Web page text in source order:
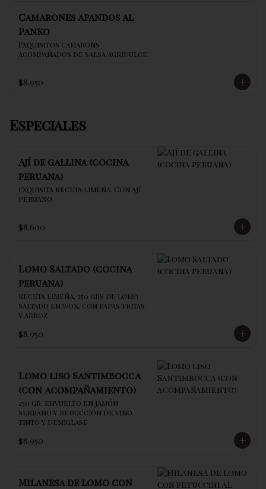
Camarones apandos al
Panko
Exquisitos camarons
acompañados de salsa agridulce
$8.950
Especiales
Ají de gallina (cocina
peruana)
Exquisita receta limeña. Con ají
peruano
$8.600
Lomo Saltado (cocina
peruana)
Receta limeña, 250 grs de lomo
saltado en wok, con papas fritas
y arroz
$8.950
Lomo liso Santimbocca
(con acompañamiento)
250 gr. envuelto en jamón
serrano y reducción de vino
tinto y demiglase
$8.950
Milanesa de lomo con